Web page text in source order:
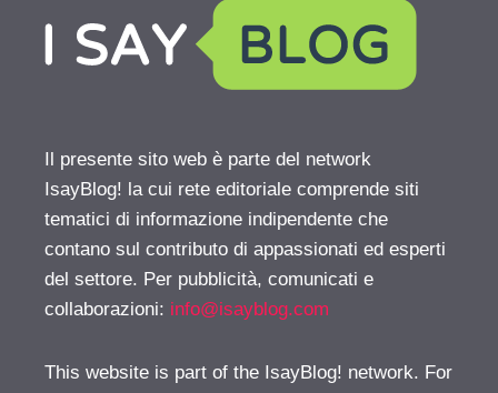
Il presente sito web è parte del network
IsayBlog! la cui rete editoriale comprende siti
tematici di informazione indipendente che
contano sul contributo di appassionati ed esperti
del settore. Per pubblicità, comunicati e
collaborazioni: info@isayblog.com
This website is part of the IsayBlog! network. For